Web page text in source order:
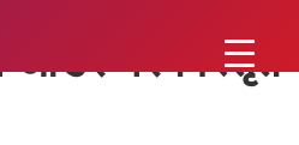
पर विस्तृत